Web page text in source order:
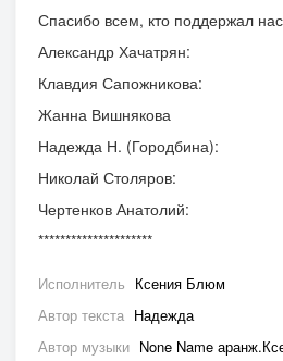
Спасибо всем, кто поддержал
Александр Хачатрян:
Клавдия Сапожникова:
Жанна Вишнякова
Надежда Н. (Городбина):
Николай Столяров:
Чертенков Анатолий:
*********************
Исполнитель Ксения Блюм
Автор текста Надежда
Автор музыки None Name